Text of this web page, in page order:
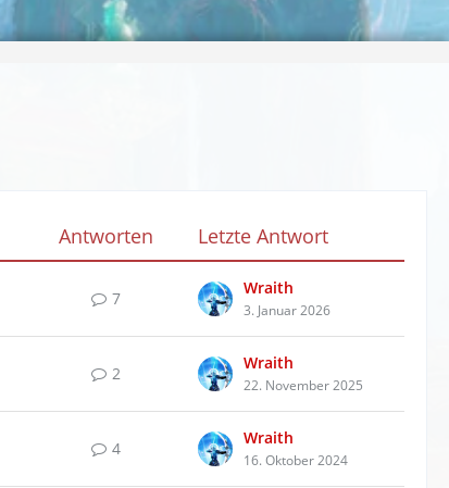
Antworten Letzte Antwort
7
Wraith
3. Januar 2026
2
Wraith
22. November 2025
4
Wraith
16. Oktober 2024